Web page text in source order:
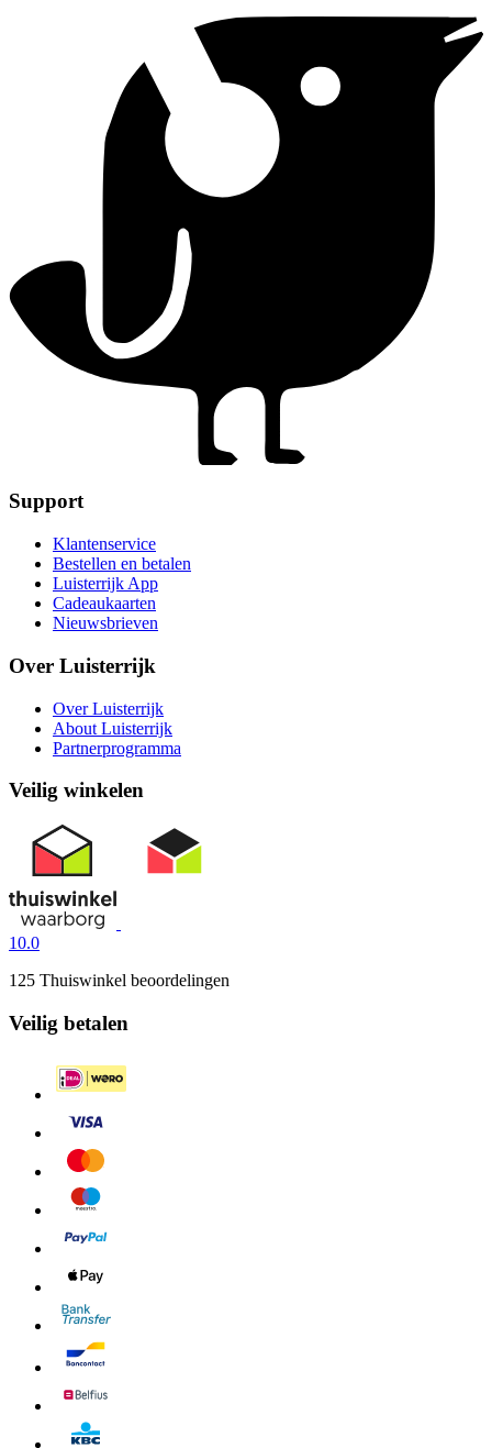
Support
Klantenservice
Bestellen en betalen
Luisterrijk App
Cadeaukaarten
Nieuwsbrieven
Over Luisterrijk
Over Luisterrijk
About Luisterrijk
Partnerprogramma
Veilig winkelen
10.0
125 Thuiswinkel beoordelingen
Veilig betalen